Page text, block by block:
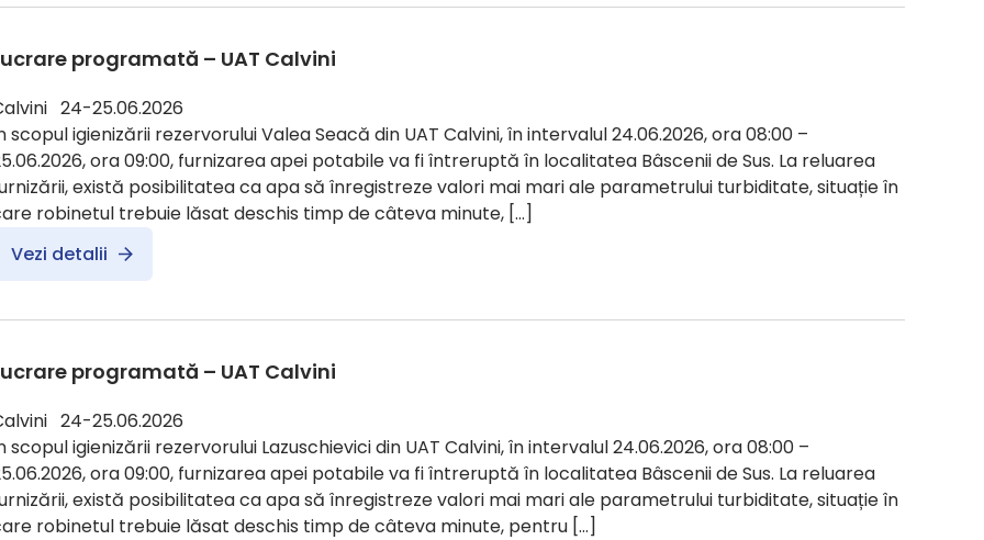
programată – UAT Calvini
24-25.06.2026
scopul igienizării rezervorului Valea Seacă din UAT Calvini, în intervalul 24.06.2026, ora 08:00 –
ora 09:00, furnizarea apei potabile va fi întreruptă în localitatea Bâscenii de Sus. La reluarea
există posibilitatea ca apa să înregistreze valori mai mari ale parametrului turbiditate, situație în
robinetul trebuie lăsat deschis timp de câteva minute, […]
Vezi detalii
programată – UAT Calvini
24-25.06.2026
scopul igienizării rezervorului Lazuschievici din UAT Calvini, în intervalul 24.06.2026, ora 08:00 –
ora 09:00, furnizarea apei potabile va fi întreruptă în localitatea Bâscenii de Sus. La reluarea
există posibilitatea ca apa să înregistreze valori mai mari ale parametrului turbiditate, situație în
robinetul trebuie lăsat deschis timp de câteva minute, pentru […]